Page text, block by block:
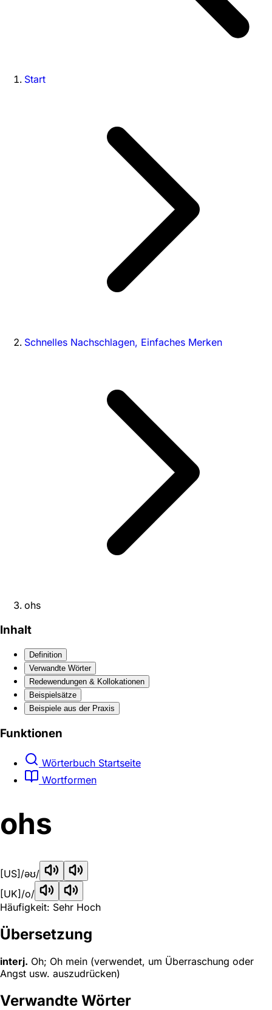
Start
Schnelles Nachschlagen, Einfaches Merken
ohs
Inhalt
Definition
Verwandte Wörter
Redewendungen & Kollokationen
Beispielsätze
Beispiele aus der Praxis
Funktionen
Wörterbuch Startseite
Wortformen
ohs
[US] /əʊ/
[UK] /o/
Häufigkeit: Sehr Hoch
Übersetzung
interj. Oh; Oh mein (verwendet, um Überraschung oder
Angst usw. auszudrücken)
Verwandte Wörter